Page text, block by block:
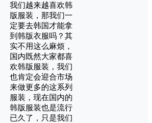
我们越来越喜欢韩
版服装，那我们一
定要去韩国才能拿
到韩版衣服吗？其
实不用这么麻烦，
国内既然大家都喜
欢韩版服装，我们
也肯定会迎合市场
来做更多的这系列
服装，现在国内的
韩版服装也是流行
已久了，只是我们